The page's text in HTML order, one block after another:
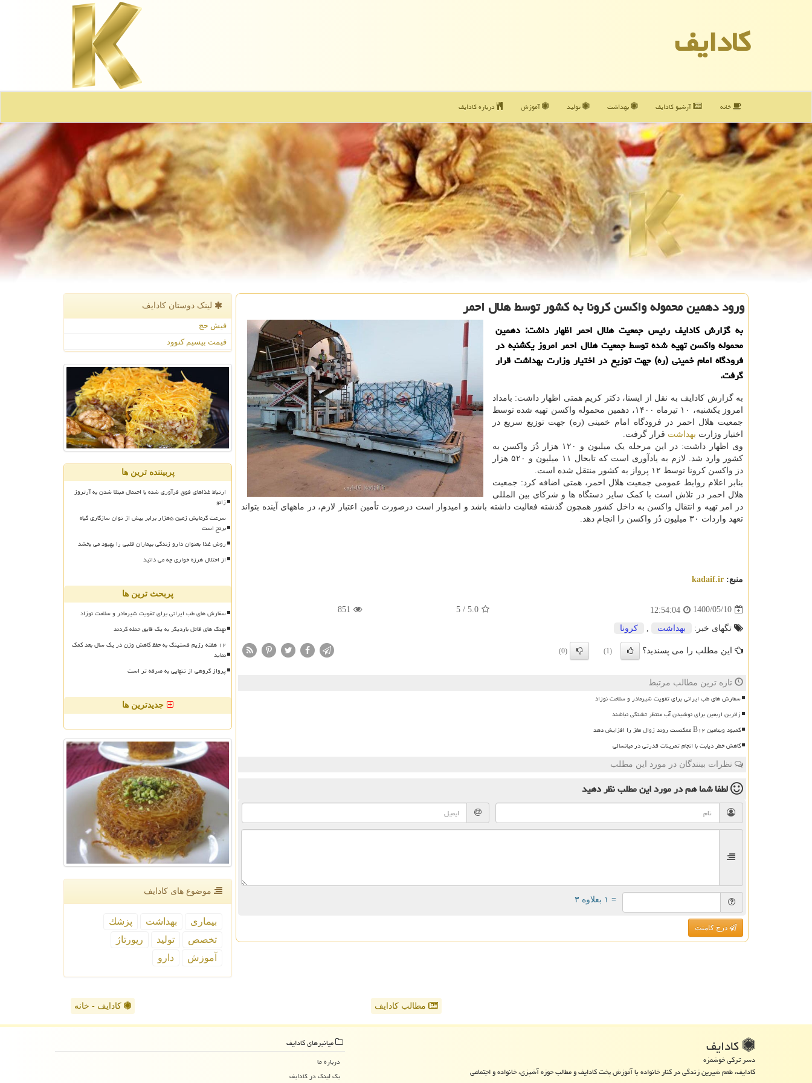
كادایف
خانه آرشیو كادایف بهداشت تولید آموزش درباره كادایف
ورود دهمین محموله واکسن کرونا به کشور توسط هلال احمر
به گزارش کادایف رئیس جمعیت هلال احمر اظهار داشت: دهمین
محموله واکسن تهیه شده توسط جمعیت هلال احمر امروز یکشنبه در
فرودگاه امام خمینی (ره) جهت توزیع در اختیار وزارت بهداشت قرار
گرفت.
به گزارش کادایف به نقل از ایسنا، دکتر کریم همتی اظهار داشت: بامداد
امروز یکشنبه، ۱۰ تیرماه ۱۴۰۰، دهمین محموله واکسن تهیه شده توسط
جمعیت هلال احمر در فرودگاه امام خمینی (ره) جهت توزیع سریع در
اختیار وزارت بهداشت قرار گرفت.
وی اظهار داشت: در این مرحله یک میلیون و ۱۲۰ هزار دُز واکسن به
کشور وارد شد. لازم به یادآوری است که تابحال ۱۱ میلیون و ۵۲۰ هزار
دز واکسن کرونا توسط ۱۲ پرواز به کشور منتقل شده است.
بنابر اعلام روابط عمومی جمعیت هلال احمر، همتی اضافه کرد: جمعیت
هلال احمر در تلاش است با کمک سایر دستگاه ها و شرکای بین المللی
در امر تهیه و انتقال واکسن به داخل کشور همچون گذشته فعالیت داشته باشد و امیدوار است درصورت تأمین اعتبار لازم، در ماههای آینده بتواند
تعهد واردات ۳۰ میلیون دُز واکسن را انجام دهد.
منبع: kadaif.ir
1400/05/10
12:54:04
5.0
/
5
851
تگهای خبر: بهداشت , كرونا
این مطلب را می پسندید؟ (1)
(0)
تازه ترین مطالب مرتبط
سفارش های طب ایرانی برای تقویت شیرمادر و سلامت نوزاد
زائرین اربعین برای نوشیدن آب منتظر تشنگی نباشند
کمبود ویتامین B۱۲ ممکنست روند زوال مغز را افزایش دهد
کاهش خطر دیابت با انجام تمرینات قدرتی در میانسالی
نظرات بینندگان در مورد این مطلب
لطفا شما همدر مورد این مطلبنظر دهید
= ۱ بعلاوه ۳
درج کامنت
لینک دوستان كادایف
فیش حج
قیمت بیسیم کنوود
پربیننده ترین ها
ارتباط غذاهای فوق فرآوری شده با احتمال مبتلا شدن به آرتروز
زانو
سرعت گرمایش زمین ۵هزار برابر بیش از توان سازگاری گیاه
برنج است
روش غذا بعنوان دارو زندگی بیماران قلبی را بهبود می بخشد
از اختلال هرزه خواری چه می دانید
پربحث ترین ها
سفارش های طب ایرانی برای تقویت شیرمادر و سلامت نوزاد
نهنگ های قاتل باردیگر به یک قایق حمله کردند
۱۲ هفته رژیم فستینگ به حفظ کاهش وزن در یک سال بعد کمک
نماید
پرواز گروهی از تنهایی به صرفه تر است
جدیدترین ها
موضوع های كادایف
بیماری بهداشت
پزشك
تخصص
تولید
رپورتاژ
آموزش
دارو
مطالب کادایف کادایف - خانه
كادایف
دسر ترکی خوشمزه
کادایف، طعم شیرین زندگی در کنار خانواده با آموزش پخت کادایف و مطالب حوزه آشپزی، خانواده و اجتماعی
میانبرهای كادایف
درباره ما
بک لینک در كادایف